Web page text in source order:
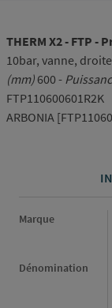
THERM X2 - FTP -
10bar, vanne,
(mm) 600 -
FTP110600601R2K
ARBONIA
Informations
Marque
Dénomination